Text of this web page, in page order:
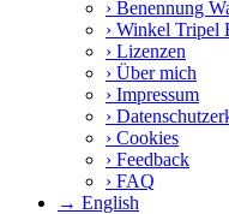
› Benennung
› Winkel Tripel
› Lizenzen
› Über mich
› Impressum
›
› Cookies
› Feedback
› FAQ
→ English